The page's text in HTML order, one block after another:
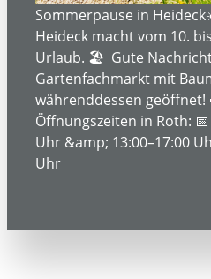
SERVICE- UND
INFORMATIONEN
RECHTLICHE
Sommerpause in
Heideck macht vom 10.
Urlaub. 🏖️ Gute
Gartenfachmarkt mit
währenddessen geöffnet!
Öffnungszeiten in Roth:
Uhr &amp; 13:00–17:00
Uhr